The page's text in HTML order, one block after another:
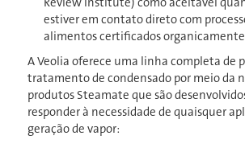
estiver em contato direto com
alimentos certificados
A Veolia oferece uma linha completa de
tratamento de condensado por meio da
produtos Steamate que são
responder à necessidade de quaisquer
geração de vapor: